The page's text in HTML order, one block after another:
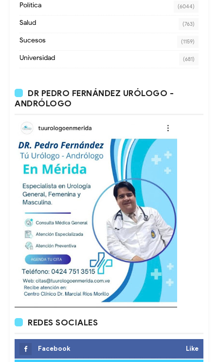
Política (6044)
Salud (763)
Sucesos (1159)
Universidad (681)
DR PEDRO FERNÁNDEZ URÓLOGO -
ANDRÓLOGO
REDES SOCIALES
Facebook Like